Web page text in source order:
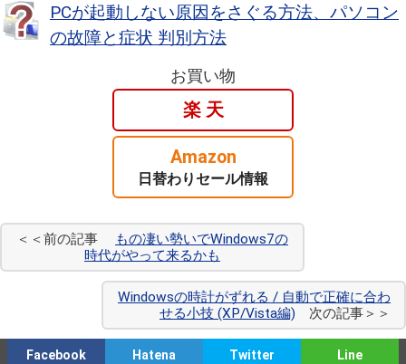
PCが起動しない原因をさぐる方法、パソコン
の故障と症状 判別方法
お買い物
楽 天
Amazon
日替わりセール情報
＜＜前の記事
もの凄い勢いでWindows7の
時代がやって来るかも
Windowsの時計がずれる / 自動で正確に合わ
せる小技 (XP/Vista編) 次の記事＞＞
Facebook Hatena Twitter Line